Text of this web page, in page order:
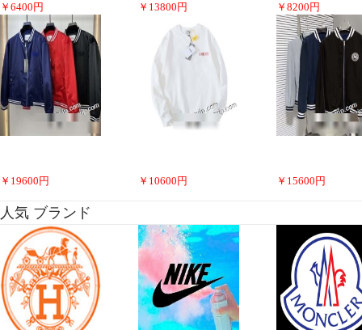
￥ 6400 円 ￥ 13800 円 ￥ 8200 円
￥ 19600 円 ￥ 10600 円 ￥ 15600 円
人気 ブランド